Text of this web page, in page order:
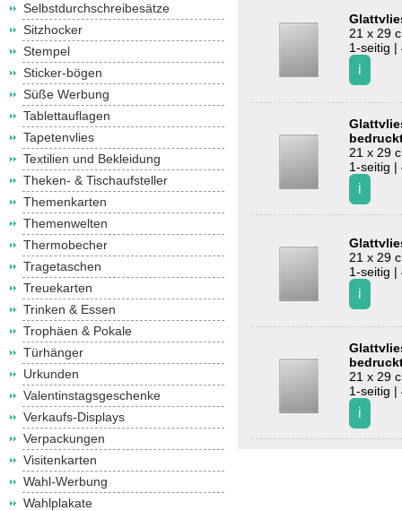
Selbstdurchschreibesätze
Sitzhocker
Stempel
Sticker-bögen
Süße Werbung
Tablettauflagen
Tapetenvlies
Textilien und Bekleidung
Theken- & Tischaufsteller
Themenkarten
Themenwelten
Thermobecher
Tragetaschen
Treuekarten
Trinken & Essen
Trophäen & Pokale
Türhänger
Urkunden
Valentinstagsgeschenke
Verkaufs-Displays
Verpackungen
Visitenkarten
Wahl-Werbung
Wahlplakate
21 x 29
1-seitig |
21 x 29
1-seitig |
21 x 29
1-seitig |
21 x 29
1-seitig |